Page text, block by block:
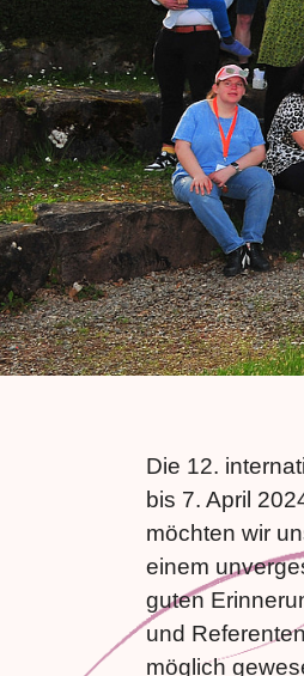
Die 12.
bis 7. April
möchten wir
einem
guten
und
möglich